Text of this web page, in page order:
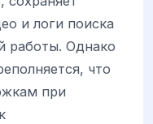
и логи поиска
работы. Однако
что
при